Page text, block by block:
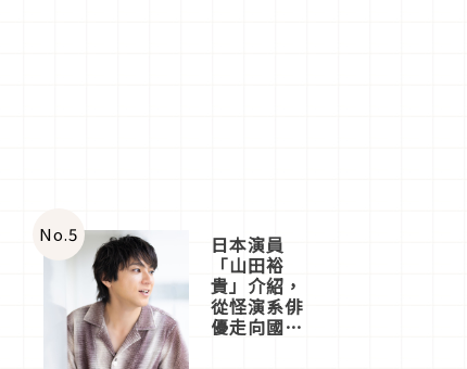
No.5 日本演員
「山田裕
貴」介紹，
從怪演系俳
優走向國民